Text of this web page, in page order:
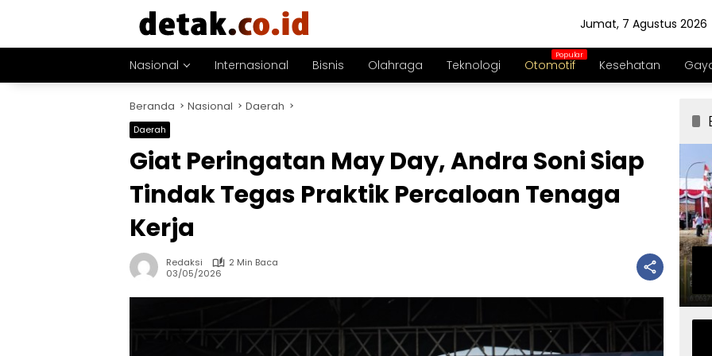
Jumat, 7 Agustus 2026
Nasional Internasional Bisnis Olahraga Teknologi Otomotif Kesehatan
Beranda Nasional Daerah
Daerah
Giat Peringatan May Day, Andra Soni Siap
Tindak Tegas Praktik Percaloan Tenaga
Kerja
Redaksi
2 Min Baca
03/05/2026